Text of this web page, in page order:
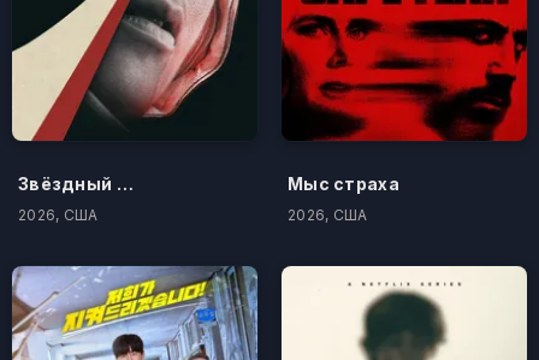
Звёздный городок
2026, США
Мыс страха
2026, США